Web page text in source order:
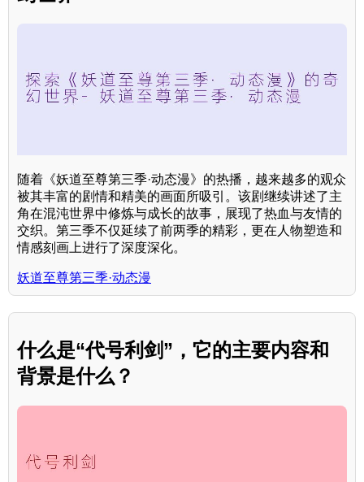
随着《妖道至尊第三季·动态漫》的热播，越来越多的观众
被其丰富的剧情和精美的画面所吸引。该剧继续讲述了主
角在混沌世界中修炼与成长的故事，展现了热血与友情的
交织。第三季不仅延续了前两季的精彩，更在人物塑造和
情感刻画上进行了深度深化。
妖道至尊第三季·动态漫
什么是“代号利剑”，它的主要内容和
背景是什么？